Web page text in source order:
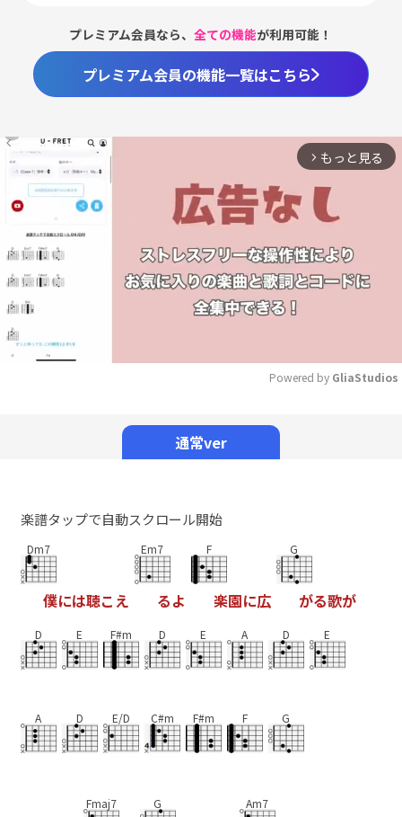
プレミアム会員なら、全ての機能が利用可能！
プレミアム会員の機能一覧はこちら
arrow_forward_ios もっと見る
Powered by GliaStudios
通常ver
楽譜タップで自動スクロール開始
Dm7
僕には聴こえ
Em7
るよ
F
楽園に広
G
がる歌が
D E F#m D E A D E
A D E/D C#m F#m F G
Fmaj7 G Am7